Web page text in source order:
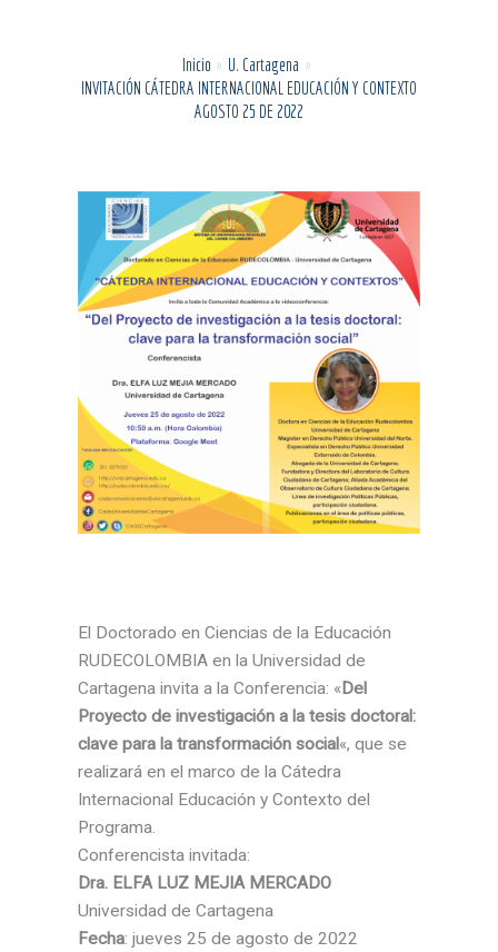
Inicio
U. Cartagena
INVITACIÓN CÁTEDRA INTERNACIONAL EDUCACIÓN Y CONTEXTO
AGOSTO 25 DE 2022
El Doctorado en Ciencias de la Educación
RUDECOLOMBIA en la Universidad de
Cartagena invita a la Conferencia: «Del
Proyecto de investigación a la tesis doctoral:
clave para la transformación social«, que se
realizará en el marco de la Cátedra
Internacional Educación y Contexto del
Programa.
Conferencista invitada:
Dra. ELFA LUZ MEJIA MERCADO
Universidad de Cartagena
Fecha: jueves 25 de agosto de 2022